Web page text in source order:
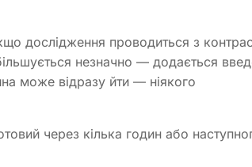
дослідження проводиться з
незначно — додається
може відразу йти — ніякого
через кілька годин або